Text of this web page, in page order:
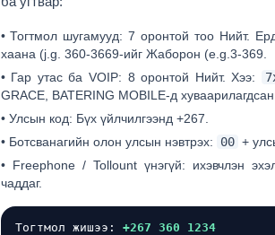
•Тогтмол шугамууд: 7 оронтой тооНийт.
хаана (j.g. 360-3669-ийг Жаборон (e.g.3-369.
• Гар утас ба VOIP: 8 оронтой Нийт. Хээ:
GRACE, BATERING MOBILE-д
• Улсын код: Бүх үйлчилгээнд +267.
• Ботсванагийн олон улсын нэвтрэх: 00 +
• Freephone / Tollount үнэгүй: ихэвчлэн
чаддаг.
Тогтмол жишээ: +267 360 1234